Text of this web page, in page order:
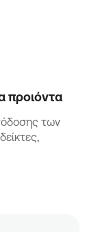
προιόντα
των